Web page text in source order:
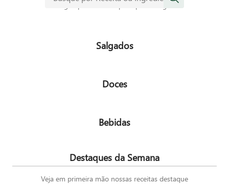
Navegue pelas nossas principais categorias
Salgados
Doces
Bebidas
Destaques da Semana
Veja em primeira mão nossas receitas destaque